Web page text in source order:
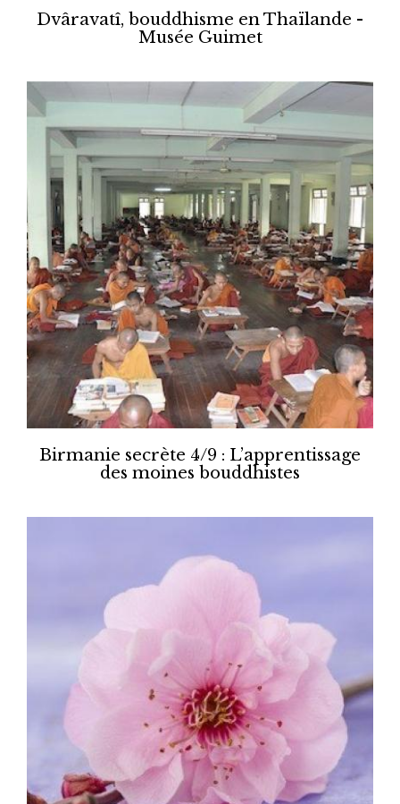
Dvâravatî, bouddhisme en Thaïlande -
Musée Guimet
Birmanie secrète 4/9 : L’apprentissage
des moines bouddhistes